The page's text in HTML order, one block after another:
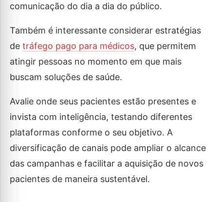
comunicação do dia a dia do público.
Também é interessante considerar estratégias
de tráfego pago para médicos, que permitem
atingir pessoas no momento em que mais
buscam soluções de saúde.
Avalie onde seus pacientes estão presentes e
invista com inteligência, testando diferentes
plataformas conforme o seu objetivo. A
diversificação de canais pode ampliar o alcance
das campanhas e facilitar a aquisição de novos
pacientes de maneira sustentável.